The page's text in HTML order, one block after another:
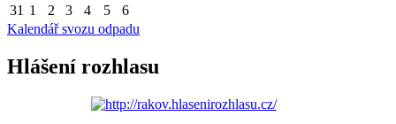
31 1 2 3 4 5
6
Kalendář svozu odpadu
Hlášení rozhlasu